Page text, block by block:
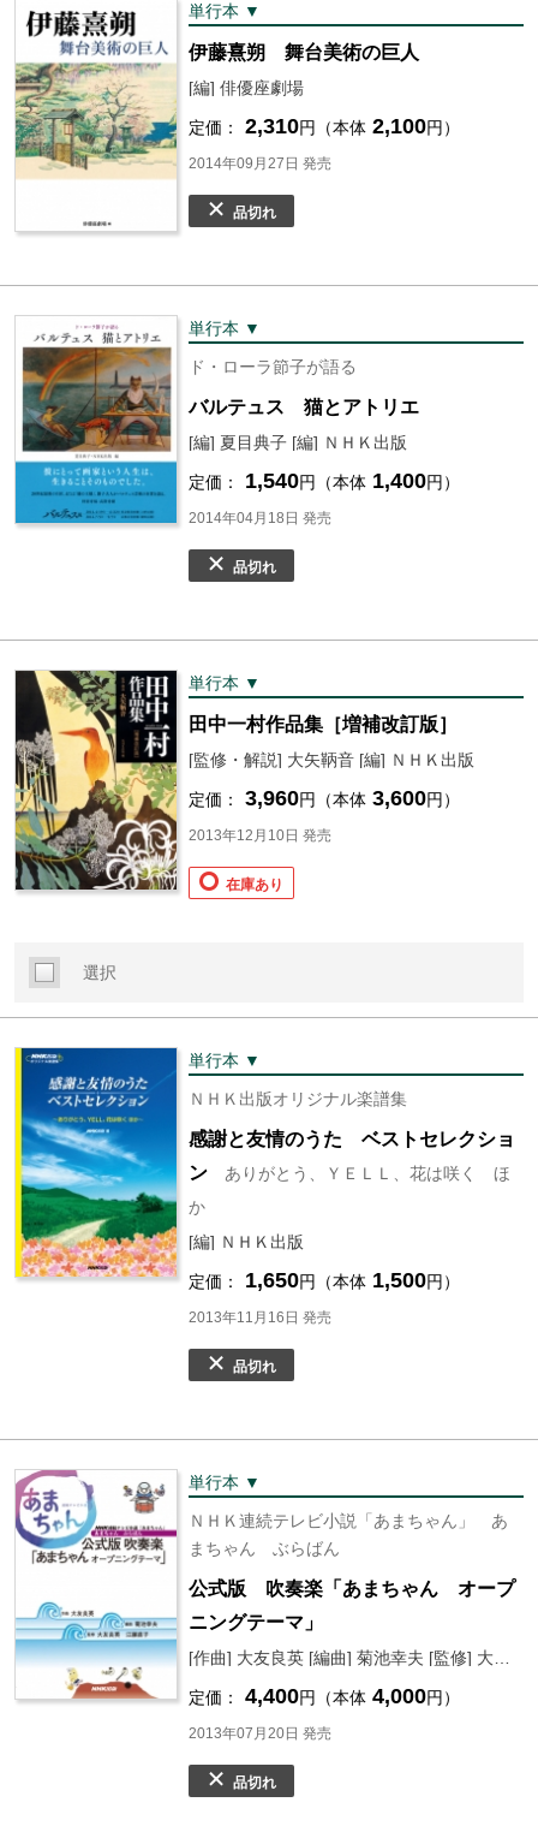
単行本 ▼
伊藤熹朔 舞台美術の巨人
[編] 俳優座劇場
定価： 2,310円（本体 2,100円）
2014年09月27日 発売
品切れ
単行本 ▼
ド・ローラ節子が語る
バルテュス 猫とアトリエ
[編] 夏目典子 [編] ＮＨＫ出版
定価： 1,540円（本体 1,400円）
2014年04月18日 発売
品切れ
単行本 ▼
田中一村作品集［増補改訂版］
[監修・解説] 大矢鞆音 [編] ＮＨＫ出版
定価： 3,960円（本体 3,600円）
2013年12月10日 発売
在庫あり
選択
単行本 ▼
ＮＨＫ出版オリジナル楽譜集
感謝と友情のうた ベストセレクショ
ン
ありがとう、ＹＥＬＬ、花は咲く ほ
か
[編] ＮＨＫ出版
定価： 1,650円（本体 1,500円）
2013年11月16日 発売
品切れ
単行本 ▼
ＮＨＫ連続テレビ小説「あまちゃん」 あ
まちゃん ぶらばん
公式版 吹奏楽「あまちゃん オープ
ニングテーマ」
定価： 4,400円（本体 4,000円）
2013年07月20日 発売
品切れ